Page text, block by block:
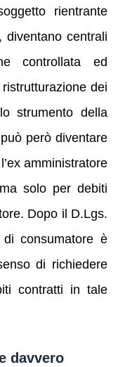
rientrante
diventano centrali
controllata ed
dei
strumento della
però diventare
amministratore
solo per debiti
Dopo il D.Lgs.
consumatore è
di richiedere
contratti in tale
davvero